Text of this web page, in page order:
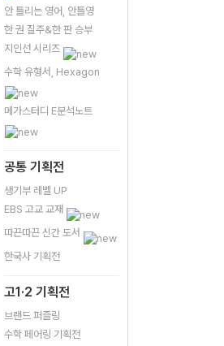
안 틀리는 영어, 안틀영
한 권 질주&한 판 승부
지인선 시리즈
수학 유형서, Hexagon
메가스터디 E분석노트
공통 기획전
생기부 레벨 UP
EBS 고교 교재
따끈따끈 신간 도서
한국사 기획전
고1·2 기획전
브랜드 퍼즐링
수학 페어링 기획전